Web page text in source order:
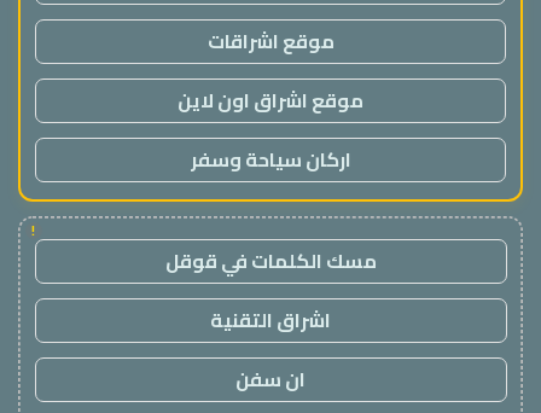
موقع اشراقات
موقع اشراق اون لاين
اركان سياحة وسفر
!
مسك الكلمات في قوقل
اشراق التقنية
ان سفن